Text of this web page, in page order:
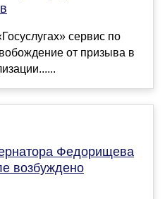
сервис по
от призыва в
Федорищева
возбуждено